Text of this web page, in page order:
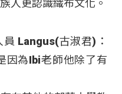
人更認識織布文化。
Langus(古淑君)：
因為Ibi老師他除了有